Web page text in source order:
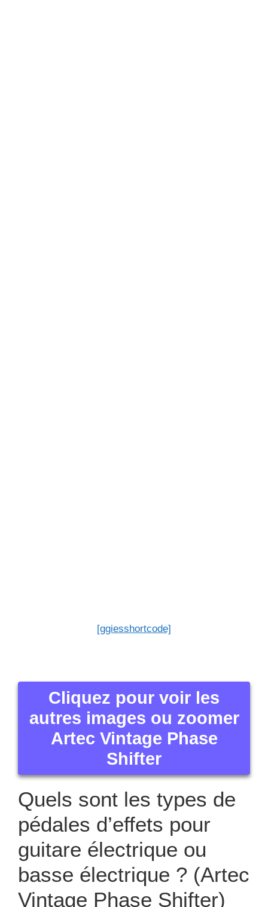
Cliquez pour voir les
autres images ou zoomer
Artec Vintage Phase
Shifter
Quels sont les types de
pédales d’effets pour
guitare électrique ou
basse électrique ? (Artec